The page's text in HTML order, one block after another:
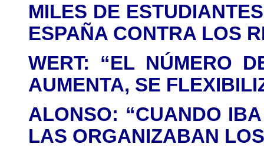
MILES DE
ESPAÑA CONTRA LOS
WERT: “EL NÚMERO
AUMENTA, SE
ALONSO: “CUANDO
LAS ORGANIZABAN